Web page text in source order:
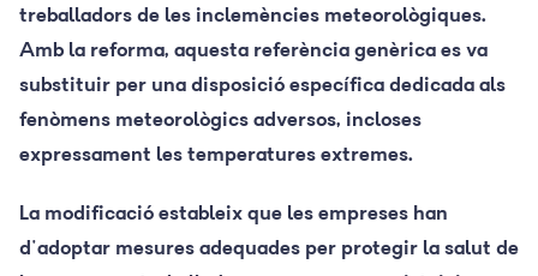
treballadors de les inclemències meteorològiques.
Amb la reforma, aquesta referència genèrica es va
substituir per una disposició específica dedicada als
fenòmens meteorològics adversos, incloses
expressament les temperatures extremes.
La modificació estableix que les empreses han
d'adoptar mesures adequades per protegir la salut de